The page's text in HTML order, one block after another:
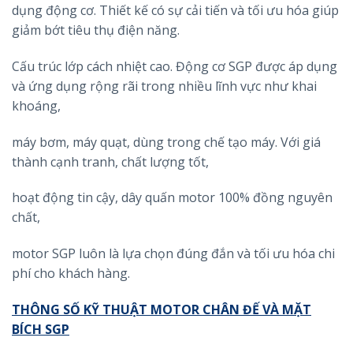
dụng động cơ. Thiết kế có sự cải tiến và tối ưu hóa giúp
giảm bớt tiêu thụ điện năng.
Cấu trúc lớp cách nhiệt cao. Động cơ SGP được áp dụng
và ứng dụng rộng rãi trong nhiều lĩnh vực như khai
khoáng,
máy bơm, máy quạt, dùng trong chế tạo máy. Với giá
thành cạnh tranh, chất lượng tốt,
hoạt động tin cậy, dây quấn motor 100% đồng nguyên
chất,
motor SGP luôn là lựa chọn đúng đắn và tối ưu hóa chi
phí cho khách hàng.
THÔNG SỐ KỸ THUẬT MOTOR CHÂN ĐẾ VÀ MẶT
BÍCH SGP